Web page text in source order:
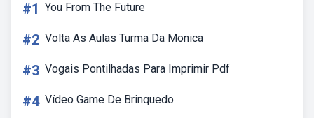
#1 You From The Future
#2 Volta As Aulas Turma Da Monica
#3 Vogais Pontilhadas Para Imprimir Pdf
#4 Vídeo Game De Brinquedo